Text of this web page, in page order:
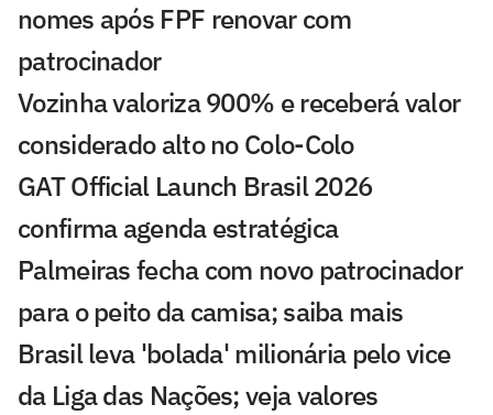
nomes após FPF renovar com
patrocinador
Vozinha valoriza 900% e receberá valor
considerado alto no Colo-Colo
GAT Official Launch Brasil 2026
confirma agenda estratégica
Palmeiras fecha com novo patrocinador
para o peito da camisa; saiba mais
Brasil leva 'bolada' milionária pelo vice
da Liga das Nações; veja valores